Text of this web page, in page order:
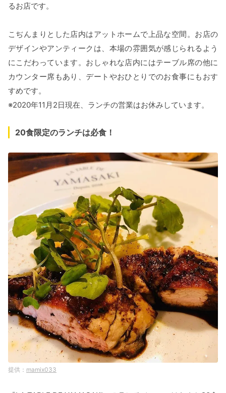
るお店です。
こぢんまりとした店内はアットホームで上品な空間。お店の
デザインやアンティークは、本場の雰囲気が感じられるよう
にこだわっています。おしゃれな店内にはテーブル席の他に
カウンター席もあり、デートやおひとりでのお食事にもおす
すめです。
※2020年11月2日現在、ランチの営業はお休みしています。
20食限定のランチは必食！
mamix033